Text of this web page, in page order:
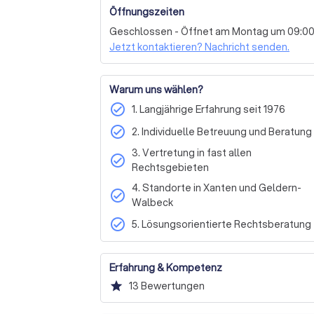
Wir laden Sie ein, die Vorteile unseres
nutzen. Kontaktieren Sie uns noch heute,
erfahren, wie wir Ihnen bei Ihren
Vor Ort (beim Steuerberater)
Öffnungszeiten
Geschlossen - Öffnet am Montag um 09:00
Jetzt kontaktieren? Nachricht senden.
Warum uns wählen?
check_circle 1. Langjährige Erfahrung seit 1976
check_circle 2. Individuelle Betreuung und Beratung
check_circle 3. Vertretung in fast allen
Rechtsgebieten
check_circle 4. Standorte in Xanten und Geldern-
Walbeck
check_circle 5. Lösungsorientierte Rechtsberatung
Erfahrung & Kompetenz
star 13 Bewertungen